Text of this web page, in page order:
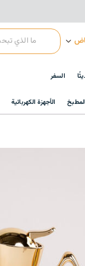
السفر
المطبخ الأجهزة الكهربائية